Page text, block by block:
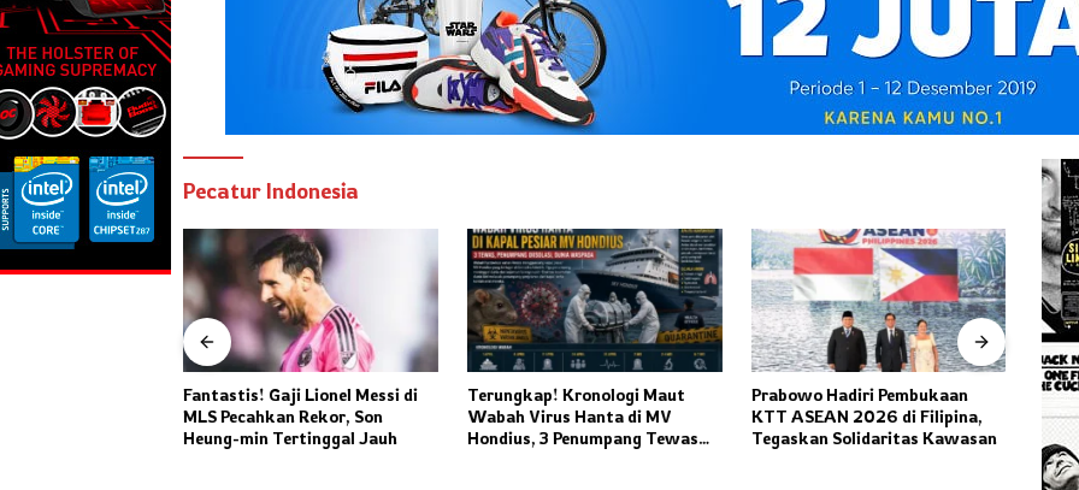
Pecatur Indonesia
Fantastis! Gaji Lionel Messi di
MLS Pecahkan Rekor, Son
Heung-min Tertinggal Jauh
Terungkap! Kronologi Maut
Wabah Virus Hanta di MV
Hondius, 3 Penumpang Tewas
Prabowo Hadiri Pembukaan
KTT ASEAN 2026 di Filipina,
Tegaskan Solidaritas Kawasan
Kode
Resmi